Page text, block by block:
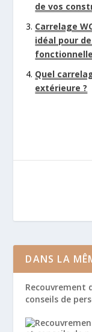
de vos
Carrelage
idéal pour
Quel
extérieure ?
DANS LA
Recouvrement
conseils de